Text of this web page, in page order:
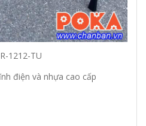
1212-TU
điện và nhựa cao cấp